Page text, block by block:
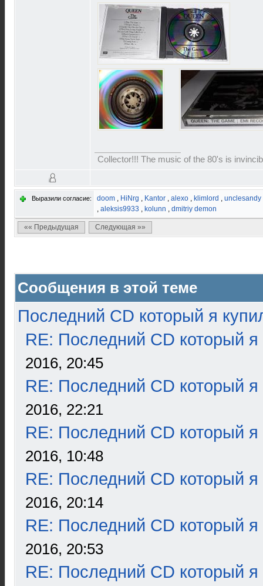
Collector!!! The music of the 80's is
Выразили согласие: doom , HiNrg , Kantor , alexo , klimlord , unclesandy
, aleksis9933 , kolunn , dmitriy demon
«« Предыдущая Следующая »»
Сообщения в этой теме
Последний CD который я
RE: Последний CD который я
2016, 20:45
RE: Последний CD который я
2016, 22:21
RE: Последний CD который я
2016, 10:48
RE: Последний CD который я
2016, 20:14
RE: Последний CD который я
2016, 20:53
RE: Последний CD который я